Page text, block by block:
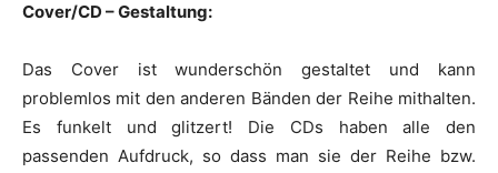
Cover/CD – Gestaltung:
Das Cover ist wunderschön gestaltet und kann
problemlos mit den anderen Bänden der Reihe mithalten.
Es funkelt und glitzert! Die CDs haben alle den
passenden Aufdruck, so dass man sie der Reihe bzw.